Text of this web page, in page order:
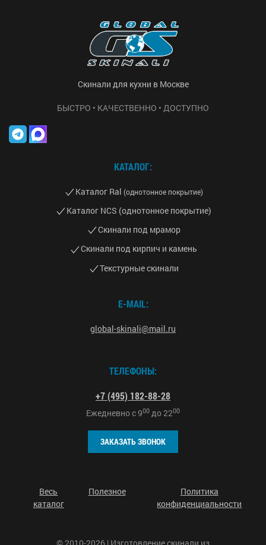
Скинали для кухни в Москве
БЫСТРО • КАЧЕСТВЕННО • ДОСТУПНО
КАТАЛОГ:
Каталог Ral (однотонное покрытие)
Каталог NCS (однотонное покрытие)
Скинали под мрамор
Скинали под кирпич и камень
Текстурные скинали
E-MAIL:
global-skinali@mail.ru
ТЕЛЕФОНЫ:
+7 (495) 182-88-28
Ежедневно с900 до2200
ЗАКАЗАТЬ ЗВОНОК
Весь
каталог
Полезное
Политика
конфиденциальности